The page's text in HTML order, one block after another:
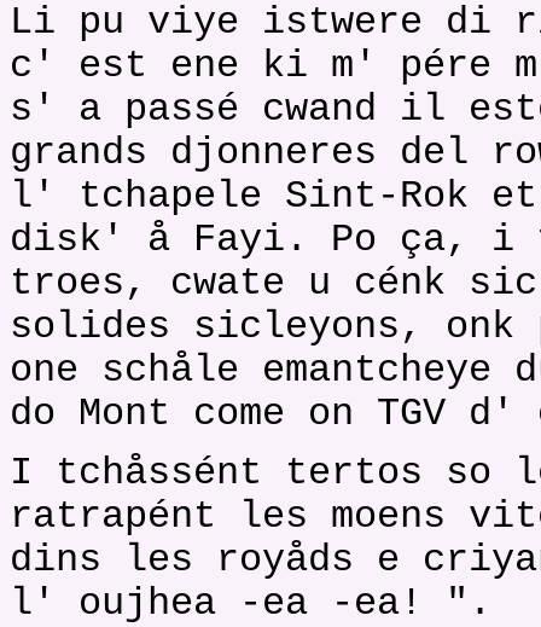
Li pu viye istwere di
c' est ene ki m' pére
s' a passé cwand il
grands djonneres del
l' tchapele Sint-Rok
disk' å Fayi. Po ça, i
troes, cwate u cénk
solides sicleyons,
one schåle
do Mont come on TGV
I tchåssént tertos so
ratrapént les moens
dins les royåds e
l' oujhea -ea -ea! ".